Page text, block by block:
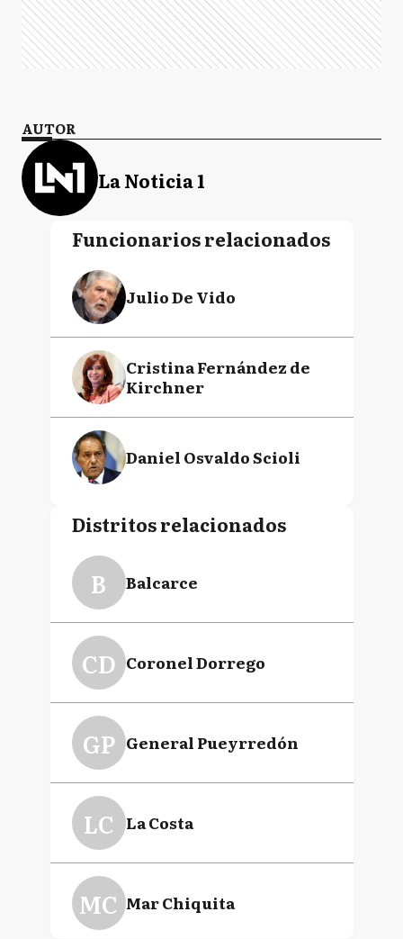
AUTOR
La Noticia 1
Funcionarios relacionados
Julio De Vido
Cristina Fernández de
Kirchner
Daniel Osvaldo Scioli
Distritos relacionados
B Balcarce
CD Coronel Dorrego
GP General Pueyrredón
LC La Costa
MC Mar Chiquita